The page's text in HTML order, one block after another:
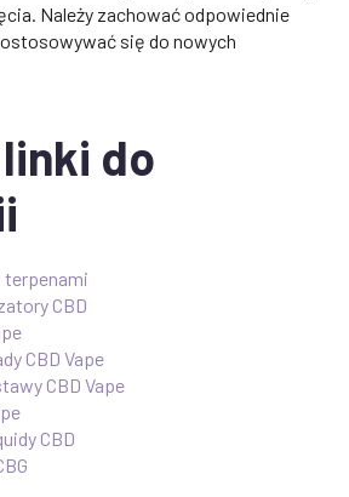
Należy zachować odpowiednie
się do nowych
do
terpenami
CBD
CBD Vape
CBD Vape
CBD